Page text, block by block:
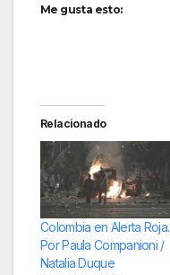
Me gusta esto:
Relacionado
Colombia en Alerta Roja.
Por Paula Companioni /
Natalia Duque